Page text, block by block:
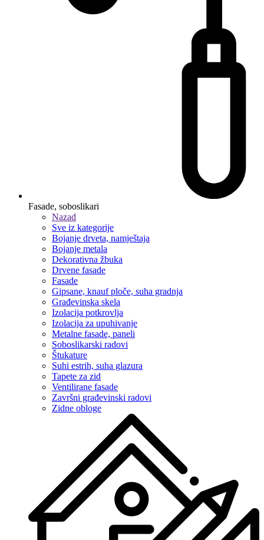
Fasade, soboslikari
Nazad
Sve iz kategorije
Bojanje drveta, namještaja
Bojanje metala
Dekorativna žbuka
Drvene fasade
Fasade
Gipsane, knauf ploče, suha gradnja
Građevinska skela
Izolacija potkrovlja
Izolacija za upuhivanje
Metalne fasade, paneli
Soboslikarski radovi
Štukature
Suhi estrih, suha glazura
Tapete za zid
Ventilirane fasade
Završni građevinski radovi
Zidne obloge